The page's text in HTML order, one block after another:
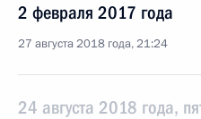
2 февраля 2017 года
27 августа 2018 года, 21:24
24 августа 2018 года,